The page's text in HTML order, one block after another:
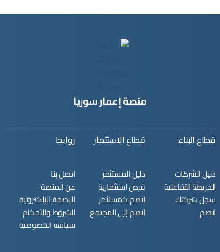
منصة إعمار سوريا
قطاع البناء
دليل الشركات
الخريطة التفاعلية
سجل شركتك
انضم
قطاع الاستثمار
دليل المستثمر
فرص استثمارية
انضم كمستثمر
انضم إلى المجتمع
روابط
اتصل بنا
عن المنصة
البصمة الإلكترونية
الشروط والأحكام
سياسة الخصوصية